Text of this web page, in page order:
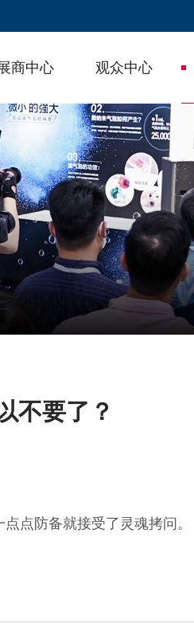
商中心 观众中心
不要了？
点防备就接受了灵魂拷问。